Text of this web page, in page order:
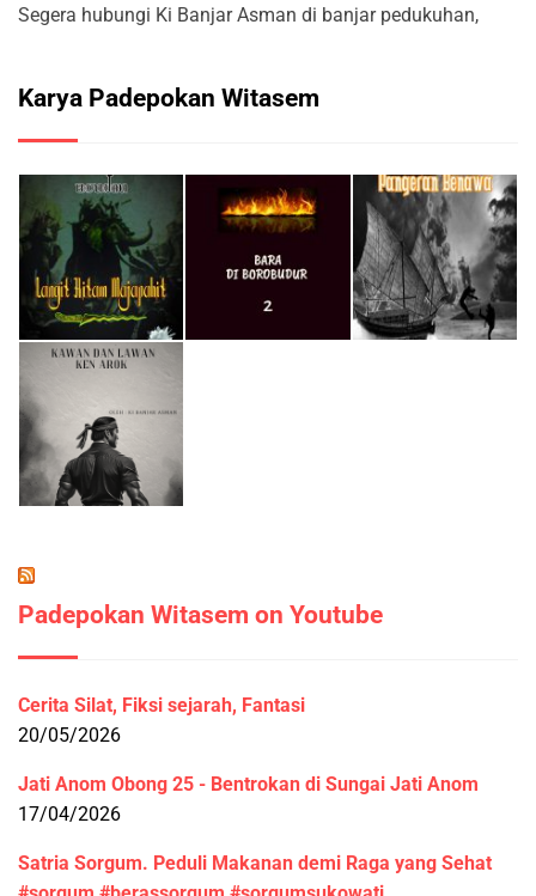
Segera hubungi Ki Banjar Asman di banjar pedukuhan,
Karya Padepokan Witasem
Padepokan Witasem on Youtube
Cerita Silat, Fiksi sejarah, Fantasi
20/05/2026
Jati Anom Obong 25 - Bentrokan di Sungai Jati Anom
17/04/2026
Satria Sorgum. Peduli Makanan demi Raga yang Sehat